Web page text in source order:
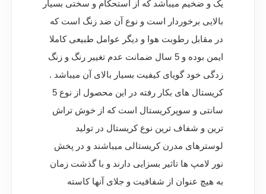
یک و ضخیم میباشد که از استحکام و سختی بسیار
بالایی برخوردار است و نوع آن ضد زنگ است که
در مقابل رطوبت هوا و دیگر عوامل طبیعی کاملا
ایمن بوده و 5 سال ضمانت عدم تغییر رنگ و زنگ
زدگی خود گویای کیفیت بسیار بالای آن میباشد .
کریستال های بکار رفته در این محصول از نوع 5
سانتی و سوپرکریستال است که از خوش تراش
ترین و شفاف ترین نوع کریستال در تولید
لوسترهای مدرن کریستالی میباشند و در پخش
نور لامپ ها تاثیر بسزایی دارند و با گذشت زمان
به هیچ عنوان از شفافیت و جلای آنها کاسته